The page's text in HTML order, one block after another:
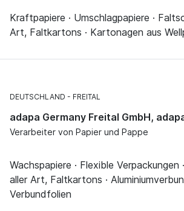
Kraftpapiere · Umschlagpapiere ·
Art, Faltkartons · Kartonagen aus
DEUTSCHLAND FREITAL
adapa Germany Freital GmbH,
Verarbeiter von Papier und Pappe
Wachspapiere · Flexible
aller Art, Faltkartons ·
Verbundfolien